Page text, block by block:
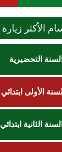
الأكثر زيارة
السنة التحضيرية
الأولى ابتدائي
السنة الثانية ابتدائي